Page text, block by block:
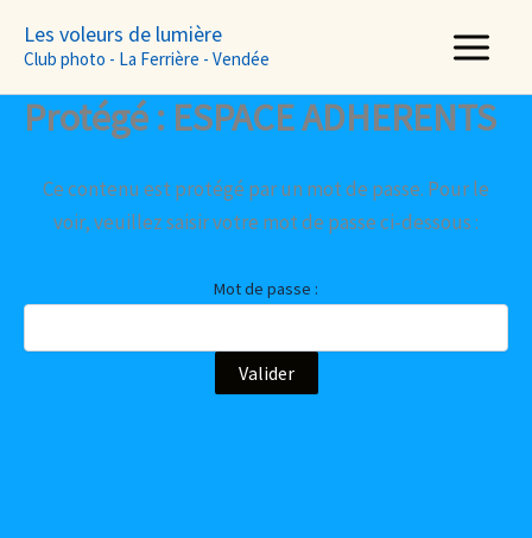
Les voleurs de lumière
Club photo - La Ferrière - Vendée
Protégé : ESPACE ADHERENTS
Ce contenu est protégé par un mot de passe. Pour le
voir, veuillez saisir votre mot de passe ci-dessous :
Mot de passe :